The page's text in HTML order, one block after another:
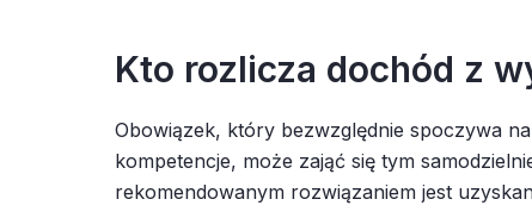
Kto rozlicza dochód z
Obowiązek, który bezwzględnie spoczywa
kompetencje, może zająć się tym
rekomendowanym rozwiązaniem jest